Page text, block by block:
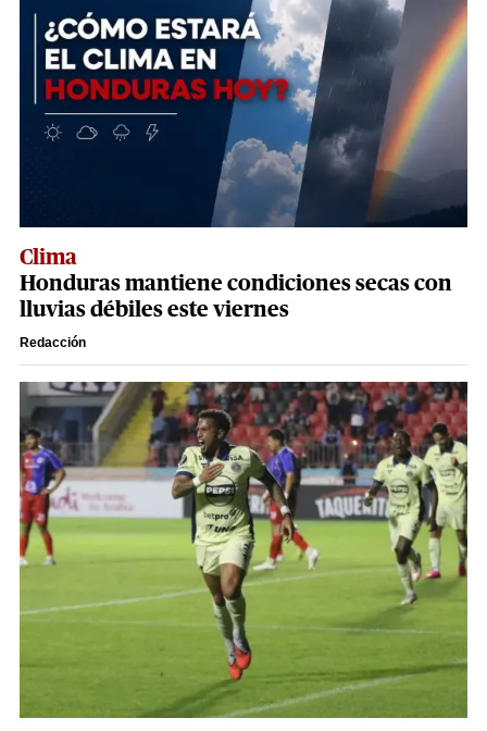
Clima
Honduras mantiene condiciones secas con
lluvias débiles este viernes
Redacción